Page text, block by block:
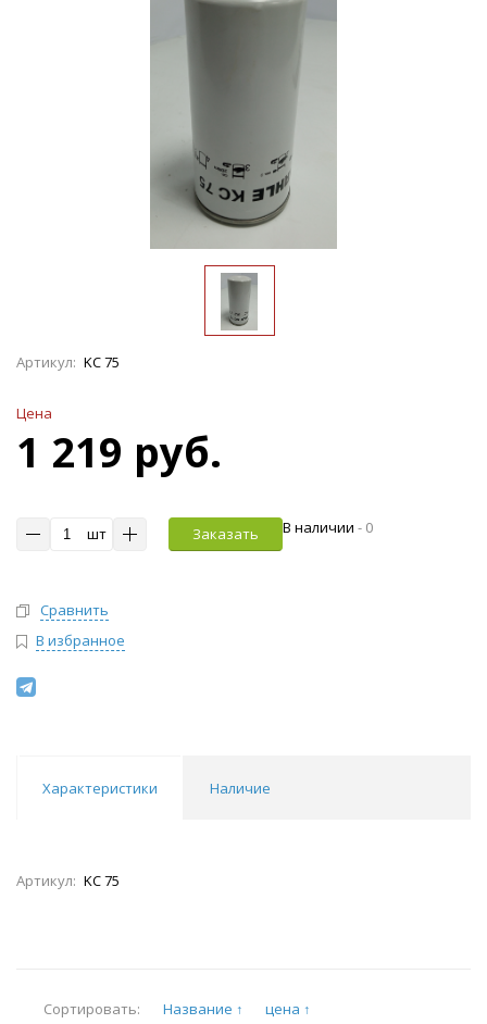
Артикул: KC 75
Цена
1 219 руб.
шт Заказать В наличии - 0
Сравнить
В избранное
Характеристики Наличие
Артикул: KC 75
Сортировать: Название ↑ цена ↑